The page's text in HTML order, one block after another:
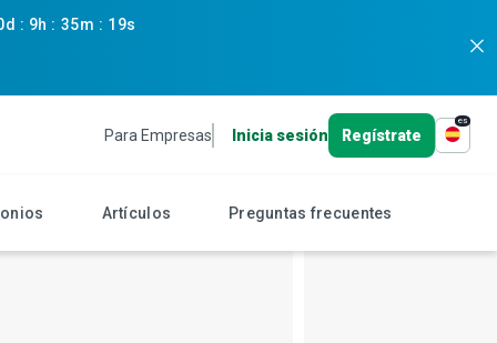
: 9h : 35m : 17s
Para Empresas Inicia sesión Regístrate
es
Artículos Preguntas frecuentes